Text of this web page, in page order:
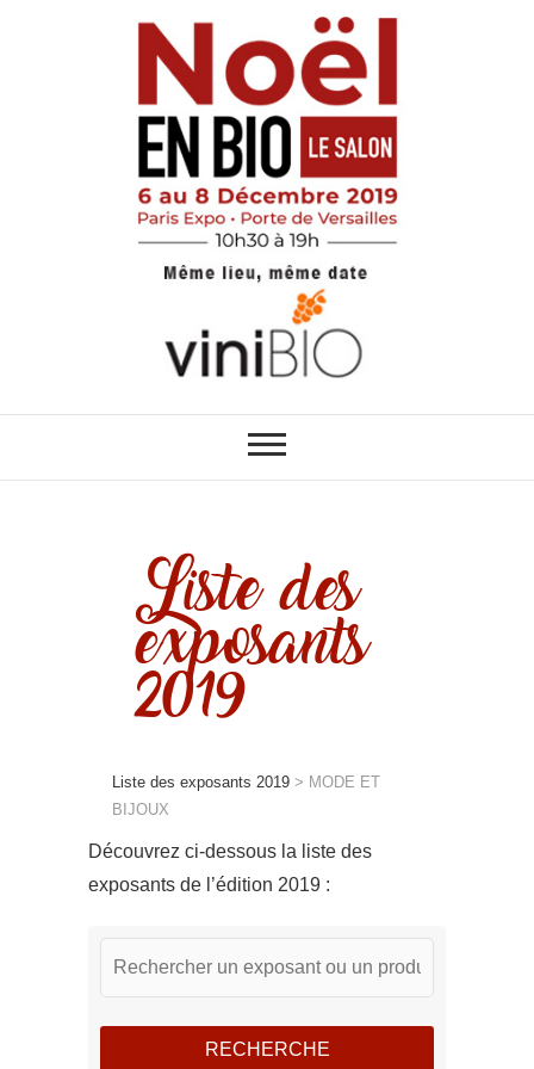
Liste des
exposants
2019
Liste des exposants 2019 > MODE ET
BIJOUX
Découvrez ci-dessous la liste des
exposants de l’édition 2019 :